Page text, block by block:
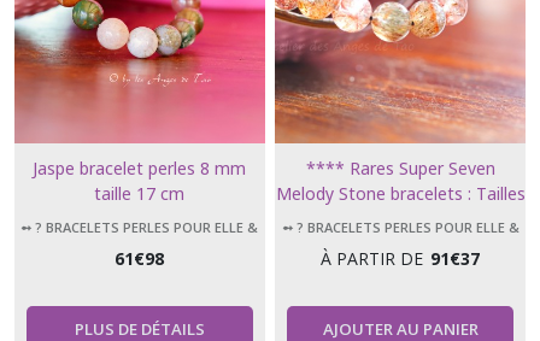
Jaspe bracelet perles 8 mm
taille 17 cm
➻ ? BRACELETS PERLES POUR ELLE &
61€98
PLUS DE DÉTAILS
**** Rares Super Seven
Melody Stone bracelets : Tailles
8 mm -10 mm & 12 mm ****
➻ ? BRACELETS PERLES POUR ELLE &
À PARTIR DE 91€37
AJOUTER AU PANIER